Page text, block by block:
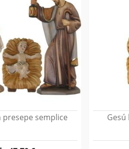
presepe semplice